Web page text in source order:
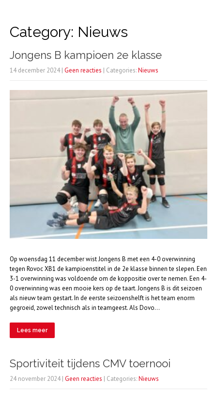
Category: Nieuws
Jongens B kampioen 2e klasse
14 december 2024 | Geen reacties | Categories:Nieuws
Op woensdag 11 december wist Jongens B met een 4-0 overwinning
tegen Rovoc XB1 de kampioenstitel in de 2e klasse binnen te slepen. Een
3-1 overwinning was voldoende om de koppositie over te nemen. Een 4-
0 overwinning was een mooie kers op de taart. Jongens B is dit seizoen
als nieuw team gestart. In de eerste seizoenshelft is het team enorm
gegroeid, zowel technisch als in teamgeest. Als Dovo…
Lees meer
Sportiviteit tijdens CMV toernooi
24 november 2024 | Geen reacties | Categories:Nieuws